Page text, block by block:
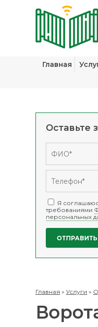
Главная
Оставьте
Я
требованиями
персональных
Главная » Услуги »